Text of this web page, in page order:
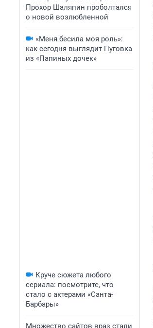
Прохор Шаляпин проболтался
о новой возлюбленной
«Меня бесила моя роль»:
как сегодня выглядит Пуговка
из «Папиных дочек»
Круче сюжета любого
сериала: посмотрите, что
стало с актерами «Санта-
Барбары»
Множество сайтов враз стали